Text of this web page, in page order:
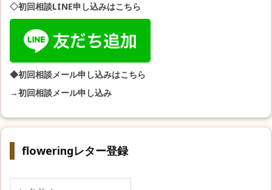
◇初回相談LINE申し込みはこちら
◆初回相談メール申し込みはこちら
→初回相談メール申し込み
floweringレター登録